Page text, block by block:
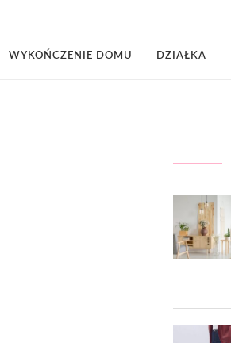
WYKOŃCZENIE DOMU DZIAŁKA